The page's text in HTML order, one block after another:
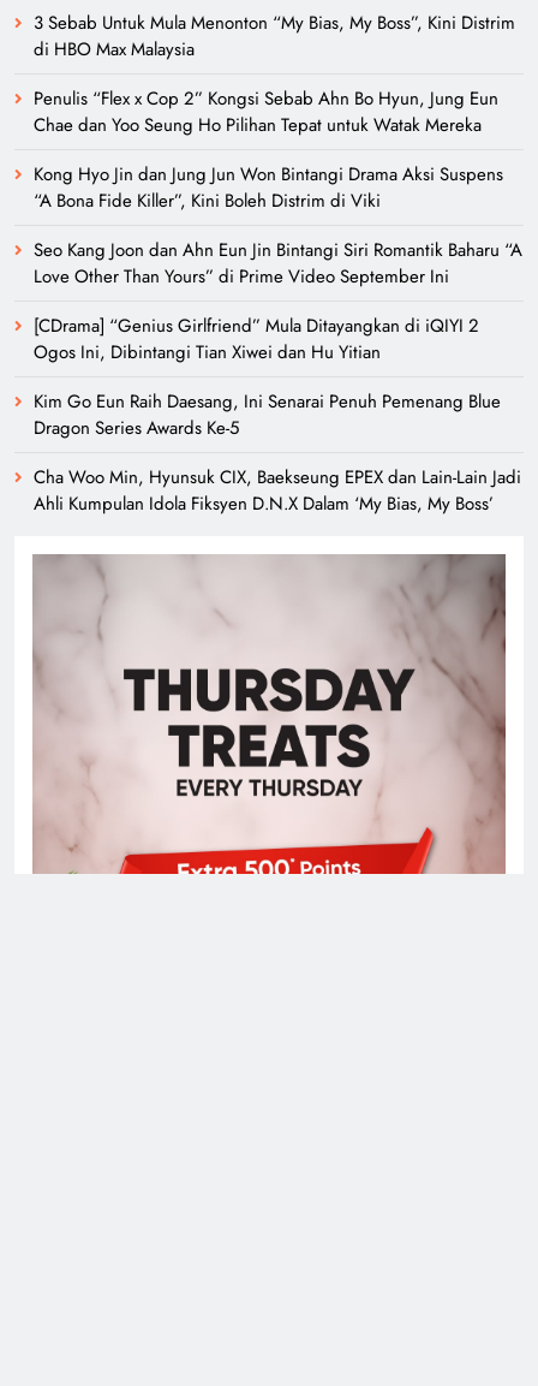
3 Sebab Untuk Mula Menonton “My Bias, My Boss”, Kini Distrim
di HBO Max Malaysia
Penulis “Flex x Cop 2” Kongsi Sebab Ahn Bo Hyun, Jung Eun
Chae dan Yoo Seung Ho Pilihan Tepat untuk Watak Mereka
Kong Hyo Jin dan Jung Jun Won Bintangi Drama Aksi Suspens
“A Bona Fide Killer”, Kini Boleh Distrim di Viki
Seo Kang Joon dan Ahn Eun Jin Bintangi Siri Romantik Baharu “A
Love Other Than Yours” di Prime Video September Ini
[CDrama] “Genius Girlfriend” Mula Ditayangkan di iQIYI 2
Ogos Ini, Dibintangi Tian Xiwei dan Hu Yitian
Kim Go Eun Raih Daesang, Ini Senarai Penuh Pemenang Blue
Dragon Series Awards Ke-5
Cha Woo Min, Hyunsuk CIX, Baekseung EPEX dan Lain-Lain Jadi
Ahli Kumpulan Idola Fiksyen D.N.X Dalam ‘My Bias, My Boss’